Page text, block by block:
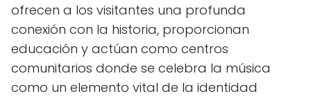
ofrecen a los visitantes una profunda
conexión con la historia, proporcionan
educación y actúan como centros
comunitarios donde se celebra la música
como un elemento vital de la identidad